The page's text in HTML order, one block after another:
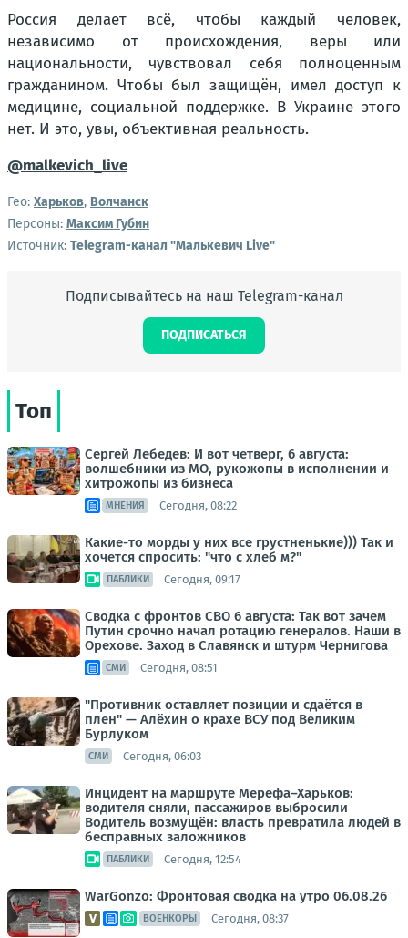
Россия делает всё, чтобы каждый человек,
независимо от происхождения, веры или
национальности, чувствовал себя полноценным
гражданином. Чтобы был защищён, имел доступ к
медицине, социальной поддержке. В Украине этого
нет. И это, увы, объективная реальность.
@malkevich_live
Гео: Харьков, Волчанск
Персоны: Максим Губин
Источник: Telegram-канал "Малькевич Live"
Подписывайтесь на наш Telegram-канал
ПОДПИСАТЬСЯ
Топ
Сергей Лебедев: И вот четверг, 6 августа:
волшебники из МО, рукожопы в исполнении и
хитрожопы из бизнеса
МНЕНИЯ Сегодня, 08:22
Какие-то морды у них все грустненькие))) Так и
хочется спросить: "что с хлеб м?"
ПАБЛИКИ Сегодня, 09:17
Сводка с фронтов СВО 6 августа: Так вот зачем
Путин срочно начал ротацию генералов. Наши в
Орехове. Заход в Славянск и штурм Чернигова
СМИ Сегодня, 08:51
"Противник оставляет позиции и сдаётся в
плен" — Алёхин о крахе ВСУ под Великим
Бурлуком
СМИ Сегодня, 06:03
Инцидент на маршруте Мерефа–Харьков:
водителя сняли, пассажиров выбросили
Водитель возмущён: власть превратила людей в
бесправных заложников
ПАБЛИКИ Сегодня, 12:54
WarGonzo: Фронтовая сводка на утро 06.08.26
ВОЕНКОРЫ Сегодня, 08:37